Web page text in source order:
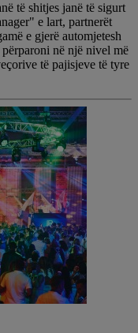
të shitjes janë të sigurt
e lart, partnerët
e gjerë automjetesh
në një nivel më
të pajisjeve të tyre